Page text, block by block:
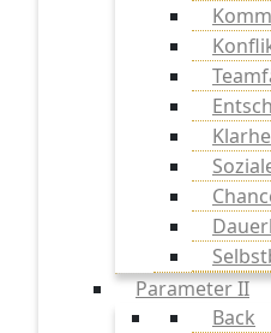
Parameter II
Back